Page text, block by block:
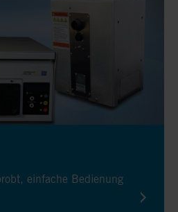
einfache Bedienung